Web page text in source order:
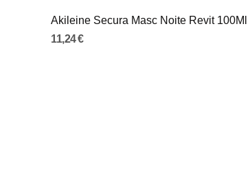
Akileine Secura Masc Noite Revit 100Ml
11,24 €